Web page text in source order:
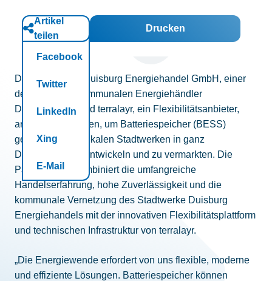
Artikel
teilen
Facebook
Twitter
LinkedIn
Xing
E-Mail
Drucken
Die Stadtwerke Duisburg Energiehandel GmbH, einer
der führenden kommunalen Energiehändler
Deutschlands, und terralayr, ein Flexibilitätsanbieter,
arbeiten zusammen, um Batteriespeicher (BESS)
gemeinsam mit lokalen Stadtwerken in ganz
Deutschland zu entwickeln und zu vermarkten. Die
Partnerschaft kombiniert die umfangreiche
Handelserfahrung, hohe Zuverlässigkeit und die
kommunale Vernetzung des Stadtwerke Duisburg
Energiehandels mit der innovativen Flexibilitätsplattform
und technischen Infrastruktur von terralayr.
„Die Energiewende erfordert von uns flexible, moderne
und effiziente Lösungen. Batteriespeicher können